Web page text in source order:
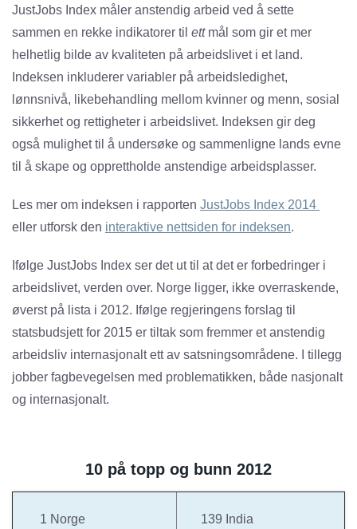
JustJobs Index måler anstendig arbeid ved å sette
sammen en rekke indikatorer til ett mål som gir et mer
helhetlig bilde av kvaliteten på arbeidslivet i et land.
Indeksen inkluderer variabler på arbeidsledighet,
lønnsnivå, likebehandling mellom kvinner og menn, sosial
sikkerhet og rettigheter i arbeidslivet. Indeksen gir deg
også mulighet til å undersøke og sammenligne lands evne
til å skape og opprettholde anstendige arbeidsplasser.
Les mer om indeksen i rapporten JustJobs Index 2014
eller utforsk den interaktive nettsiden for indeksen.
Ifølge JustJobs Index ser det ut til at det er forbedringer i
arbeidslivet, verden over. Norge ligger, ikke overraskende,
øverst på lista i 2012. Ifølge regjeringens forslag til
statsbudsjett for 2015 er tiltak som fremmer et anstendig
arbeidsliv internasjonalt ett av satsningsområdene. I tillegg
jobber fagbevegelsen med problematikken, både nasjonalt
og internasjonalt.
10 på topp og bunn 2012
1 Norge 139 India